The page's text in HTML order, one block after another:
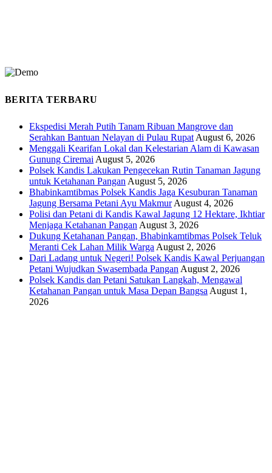
BERITA TERBARU
Ekspedisi Merah Putih Tanam Ribuan Mangrove dan
Serahkan Bantuan Nelayan di Pulau Rupat August 6, 2026
Menggali Kearifan Lokal dan Kelestarian Alam di Kawasan
Gunung Ciremai August 5, 2026
Polsek Kandis Lakukan Pengecekan Rutin Tanaman Jagung
untuk Ketahanan Pangan August 5, 2026
Bhabinkamtibmas Polsek Kandis Jaga Kesuburan Tanaman
Jagung Bersama Petani Ayu Makmur August 4, 2026
Polisi dan Petani di Kandis Kawal Jagung 12 Hektare, Ikhtiar
Menjaga Ketahanan Pangan August 3, 2026
Dukung Ketahanan Pangan, Bhabinkamtibmas Polsek Teluk
Meranti Cek Lahan Milik Warga August 2, 2026
Dari Ladang untuk Negeri! Polsek Kandis Kawal Perjuangan
Petani Wujudkan Swasembada Pangan August 2, 2026
Polsek Kandis dan Petani Satukan Langkah, Mengawal
Ketahanan Pangan untuk Masa Depan Bangsa August 1,
2026